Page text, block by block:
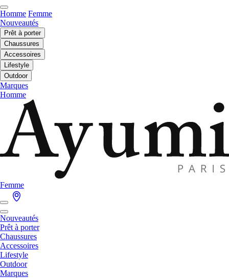
Homme Femme
Nouveautés
Prêt à porter
Chaussures
Accessoires
Lifestyle
Outdoor
Marques
Homme
Femme
Nouveautés
Prêt à porter
Chaussures
Accessoires
Lifestyle
Outdoor
Marques